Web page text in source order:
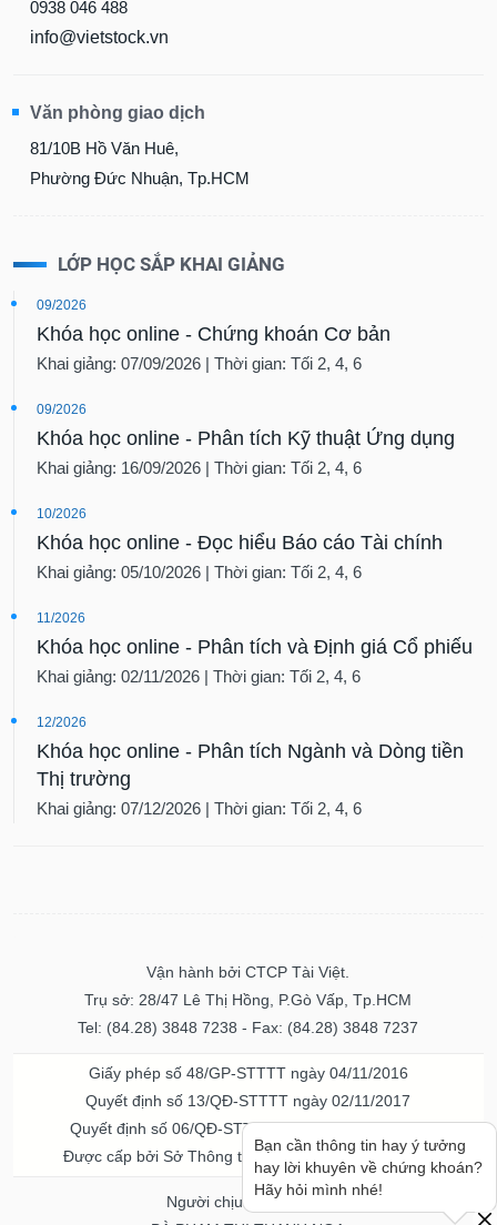
0938 046 488
info@vietstock.vn
Văn phòng giao dịch
81/10B Hồ Văn Huê,
Phường Đức Nhuận, Tp.HCM
LỚP HỌC SẮP KHAI GIẢNG
09/2026
Khóa học online - Chứng khoán Cơ bản
Khai giảng: 07/09/2026 | Thời gian: Tối 2, 4, 6
09/2026
Khóa học online - Phân tích Kỹ thuật Ứng dụng
Khai giảng: 16/09/2026 | Thời gian: Tối 2, 4, 6
10/2026
Khóa học online - Đọc hiểu Báo cáo Tài chính
Khai giảng: 05/10/2026 | Thời gian: Tối 2, 4, 6
11/2026
Khóa học online - Phân tích và Định giá Cổ phiếu
Khai giảng: 02/11/2026 | Thời gian: Tối 2, 4, 6
12/2026
Khóa học online - Phân tích Ngành và Dòng tiền
Thị trường
Khai giảng: 07/12/2026 | Thời gian: Tối 2, 4, 6
Vận hành bởi CTCP Tài Việt.
Trụ sở: 28/47 Lê Thị Hồng, P.Gò Vấp, Tp.HCM
Tel: (84.28) 3848 7238 - Fax: (84.28) 3848 7237
Giấy phép số 48/GP-STTTT ngày 04/11/2016
Quyết định số 13/QĐ-STTTT ngày 02/11/2017
Quyết định số 06/QĐ-STTTT-ICP ngày 20/07/2023
Được cấp bởi Sở Thông tin và Truyền thông TPHCM
Người chịu trách nhiệm
Bạn cần thông tin hay ý tưởng
hay lời khuyên về chứng khoán?
Hãy hỏi mình nhé!